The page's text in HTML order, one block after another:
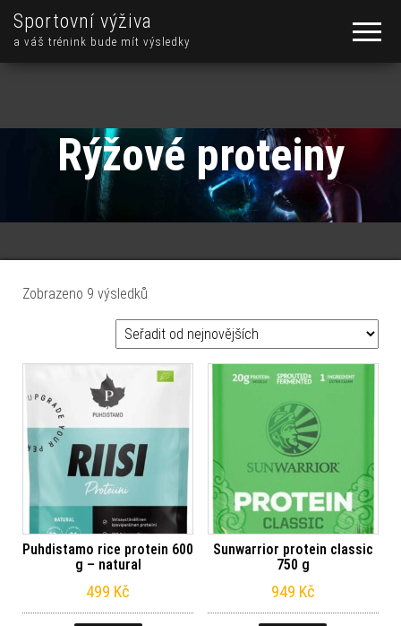
Sportovní výživa
a váš trénink bude mít výsledky
Rýžové proteiny
Zobrazeno 9 výsledků
Puhdistamo rice protein 600
g – natural
499 Kč
Sunwarrior protein classic
750 g
949 Kč